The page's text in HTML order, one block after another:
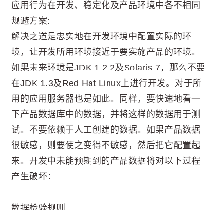
应用行为在开发、稳定化及产品环境中各不相同
规避方案:
解决之道是忠实地在开发环境中配置实际的环
境，让开发所用环境接近于要实施产品的环境。
如果未来环境是JDK 1.2.2及Solaris 7，那么不要
在JDK 1.3及Red Hat Linux上进行开发。对于所
用的应用服务器也是如此。同样，要快速地看一
下产品数据库中的数据，并将这样的数据用于测
试。不要依赖于人工创建的数据。如果产品数据
很敏感，则要使之变得不敏感，然后把它配置起
来。开发中未能预期到的产品数据将对以下过程
产生破坏：
数据检验规则